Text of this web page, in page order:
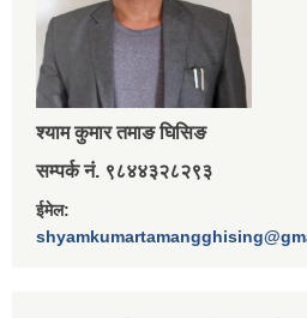
श्‍याम कुमार तमाङ घिसिङ
सम्पर्क नं. ९८४४३२८२९३
ईमेल: